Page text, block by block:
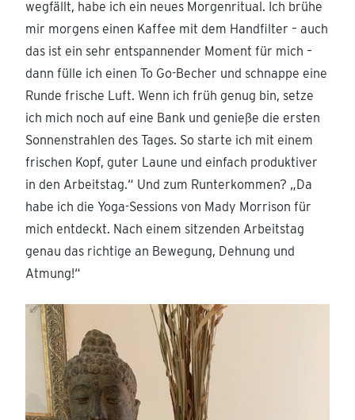
wegfällt, habe ich ein neues Morgenritual. Ich brühe
mir morgens einen Kaffee mit dem Handfilter – auch
das ist ein sehr entspannender Moment für mich –
dann fülle ich einen To Go-Becher und schnappe eine
Runde frische Luft. Wenn ich früh genug bin, setze
ich mich noch auf eine Bank und genieße die ersten
Sonnenstrahlen des Tages. So starte ich mit einem
frischen Kopf, guter Laune und einfach produktiver
in den Arbeitstag.“ Und zum Runterkommen? „Da
habe ich die Yoga-Sessions von Mady Morrison für
mich entdeckt. Nach einem sitzenden Arbeitstag
genau das richtige an Bewegung, Dehnung und
Atmung!“